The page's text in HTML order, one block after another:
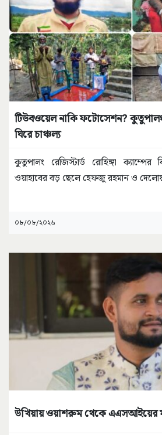
টিউবওয়েল নাকি ফটোসেশন?
ঘিরে চাঞ্চল্য
কুতুপালং রেজিস্টার্ড রোহিঙ্গা ক্যাম্পের
ওয়াহাবের বড় ছেলে হেফজু রহমান ও
০৮/০৮/২০২৬
উখিয়ায় ওয়াশরুম থেকে এএসআইয়ের